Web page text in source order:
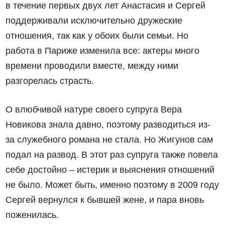
в течение первых двух лет Анастасия и Сергей
поддерживали исключительно дружеские
отношения, так как у обоих были семьи. Но
работа в Париже изменила все: актеры много
времени проводили вместе, между ними
разгорелась страсть.
О влюбчивой натуре своего супруга Вера
Новикова знала давно, поэтому разводиться из-
за служебного романа не стала. Но Жигунов сам
подал на развод. В этот раз супруга также повела
себе достойно – истерик и выяснения отношений
не было. Может быть, именно поэтому в 2009 году
Сергей вернулся к бывшей жене, и пара вновь
поженилась.